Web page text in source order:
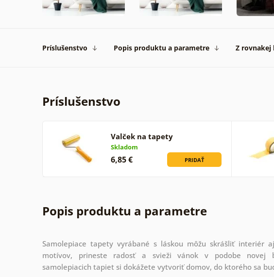
Príslušenstvo Popis produktu a parametre Z rovnakej
Príslušenstvo
Valček na tapety
Skladom
6,85 € PRIDAŤ
Popis produktu a parametre
Samolepiace tapety vyrábané s láskou môžu skrášliť interiér
motívov, prineste radosť a svieži vánok v podobe novej
samolepiacich tapiet si dokážete vytvoriť domov, do ktorého sa